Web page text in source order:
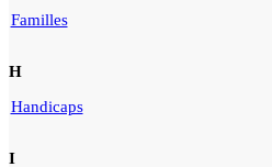
Familles
H
Handicaps
I